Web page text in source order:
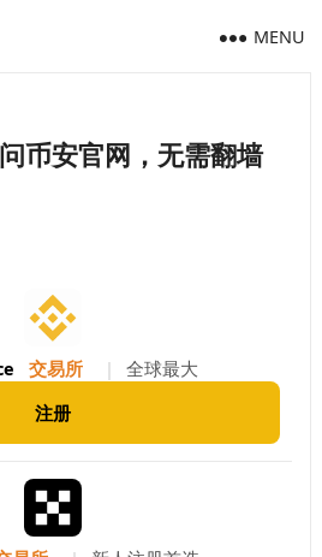
MENU
币安官网，无需翻墙
交易所 |
全球最大
注册